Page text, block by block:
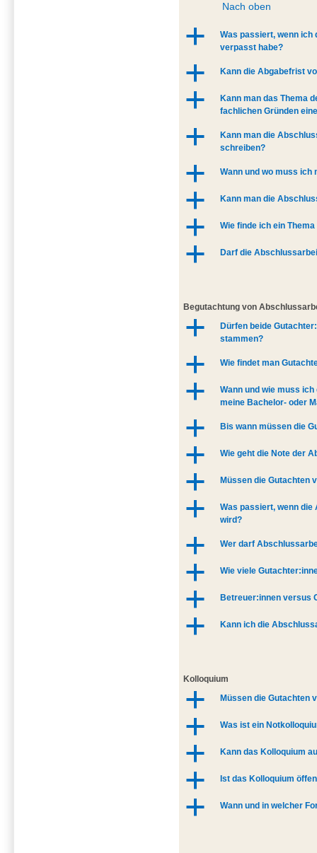
Nach oben
a
Was passiert, wenn
verpasst habe?
a Kann die Abgabefrist
a
Kann man das Thema
fachlichen Gründen
a
Kann man die
schreiben?
a Wann und wo muss
a Kann man die
a Wie finde ich ein
a Darf die
Begutachtung von
a
Dürfen beide
stammen?
a Wie findet man
a
Wann und wie muss
meine Bachelor- oder
a Bis wann müssen die
a Wie geht die Note der
a Müssen die Gutachten
a
Was passiert, wenn
wird?
a Wer darf
a Wie viele
a Betreuer:innen versus
a Kann ich die
Kolloquium
a Müssen die Gutachten
a Was ist ein
a Kann das Kolloquium
a Ist das Kolloquium
a Wann und in welcher